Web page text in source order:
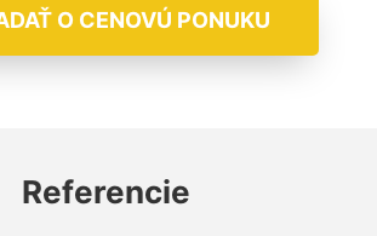
O CENOVÚ PONUKU
Referencie